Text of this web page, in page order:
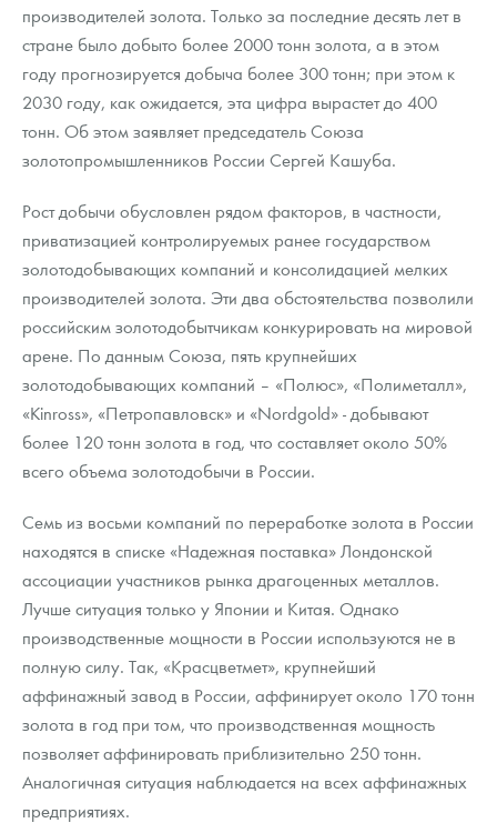
производителей золота. Только за последние десять лет в
стране было добыто более 2000 тонн золота, а в этом
году прогнозируется добыча более 300 тонн; при этом к
2030 году, как ожидается, эта цифра вырастет до 400
тонн. Об этом заявляет председатель Союза
золотопромышленников России Сергей Кашуба.
Рост добычи обусловлен рядом факторов, в частности,
приватизацией контролируемых ранее государством
золотодобывающих компаний и консолидацией мелких
производителей золота. Эти два обстоятельства позволили
российским золотодобытчикам конкурировать на мировой
арене. По данным Союза, пять крупнейших
золотодобывающих компаний – «Полюс», «Полиметалл»,
«Kinross», «Петропавловск» и «Nordgold» - добывают
более 120 тонн золота в год, что составляет около 50%
всего объема золотодобычи в России.
Семь из восьми компаний по переработке золота в России
находятся в списке «Надежная поставка» Лондонской
ассоциации участников рынка драгоценных металлов.
Лучше ситуация только у Японии и Китая. Однако
производственные мощности в России используются не в
полную силу. Так, «Красцветмет», крупнейший
аффинажный завод в России, аффинирует около 170 тонн
золота в год при том, что производственная мощность
позволяет аффинировать приблизительно 250 тонн.
Аналогичная ситуация наблюдается на всех аффинажных
предприятиях.